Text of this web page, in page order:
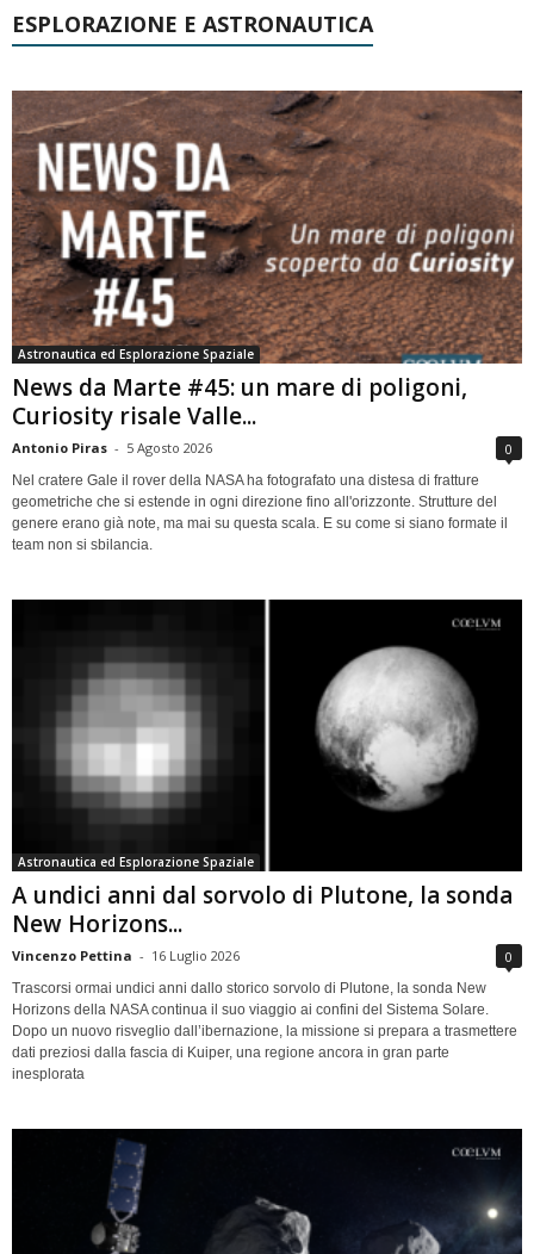
ESPLORAZIONE E ASTRONAUTICA
Astronautica ed Esplorazione Spaziale
News da Marte #45: un mare di poligoni,
Curiosity risale Valle...
Antonio Piras - 5 Agosto 2026 0
Nel cratere Gale il rover della NASA ha fotografato una distesa di fratture
geometriche che si estende in ogni direzione fino all'orizzonte. Strutture del
genere erano già note, ma mai su questa scala. E su come si siano formate il
team non si sbilancia.
Astronautica ed Esplorazione Spaziale
A undici anni dal sorvolo di Plutone, la sonda
New Horizons...
Vincenzo Pettina - 16 Luglio 2026 0
Trascorsi ormai undici anni dallo storico sorvolo di Plutone, la sonda New
Horizons della NASA continua il suo viaggio ai confini del Sistema Solare.
Dopo un nuovo risveglio dall’ibernazione, la missione si prepara a trasmettere
dati preziosi dalla fascia di Kuiper, una regione ancora in gran parte
inesplorata